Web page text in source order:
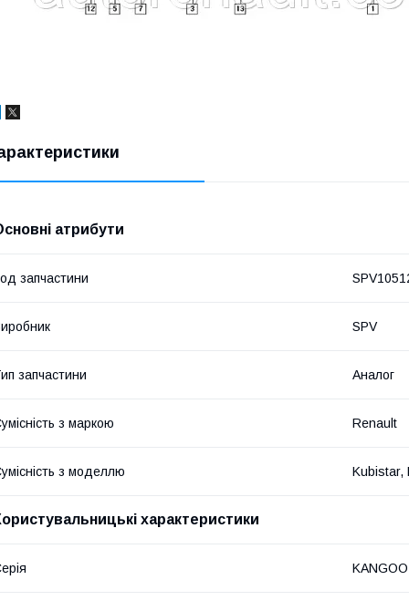
атрибути
запчастини
SPV
запчастини Аналог
з маркою Renault
з моделлю Kubistar,
характеристики